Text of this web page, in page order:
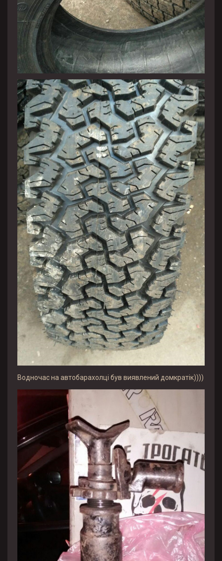
Водночас на автобарахолці був виявлений домкратік))))